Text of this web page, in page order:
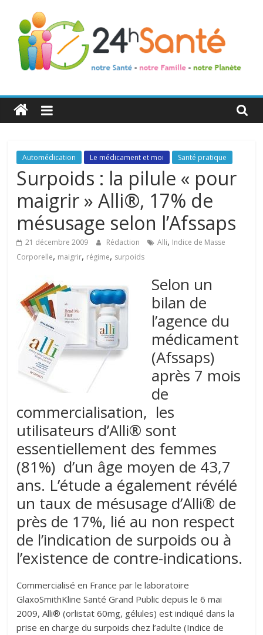
24h
Santé
La
santé
de
toute
famille
Automédication Le médicament et moi Santé pratique
Surpoids : la pilule « pour
maigrir » Alli®, 17% de
mésusage selon l’Afssaps
21 décembre 2009 Rédaction Alli, Indice de Masse
Corporelle, maigrir, régime, surpoids
Selon un
bilan de
l’agence du
médicament
(Afssaps)
après 7 mois
de
commercialisation, les
utilisateurs d’Alli® sont
essentiellement des femmes
(81%) d’un âge moyen de 43,7
ans. L’étude a également révélé
un taux de mésusage d’Alli® de
près de 17%, lié au non respect
de l’indication de surpoids ou à
l’existence de contre-indications.
Commercialisé en France par le laboratoire
GlaxoSmithKline Santé Grand Public depuis le 6 mai
2009, Alli® (orlistat 60mg, gélules) est indiqué dans la
prise en charge du surpoids chez l’adulte (Indice de